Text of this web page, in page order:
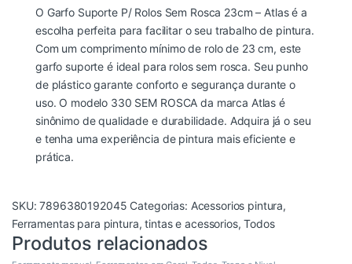
O Garfo Suporte P/ Rolos Sem Rosca 23cm – Atlas é a
escolha perfeita para facilitar o seu trabalho de pintura.
Com um comprimento mínimo de rolo de 23 cm, este
garfo suporte é ideal para rolos sem rosca. Seu punho
de plástico garante conforto e segurança durante o
uso. O modelo 330 SEM ROSCA da marca Atlas é
sinônimo de qualidade e durabilidade. Adquira já o seu
e tenha uma experiência de pintura mais eficiente e
prática.
SKU:7896380192045 Categorias: Acessorios pintura,
Ferramentas para pintura,tintas e acessorios,Todos
Produtos relacionados